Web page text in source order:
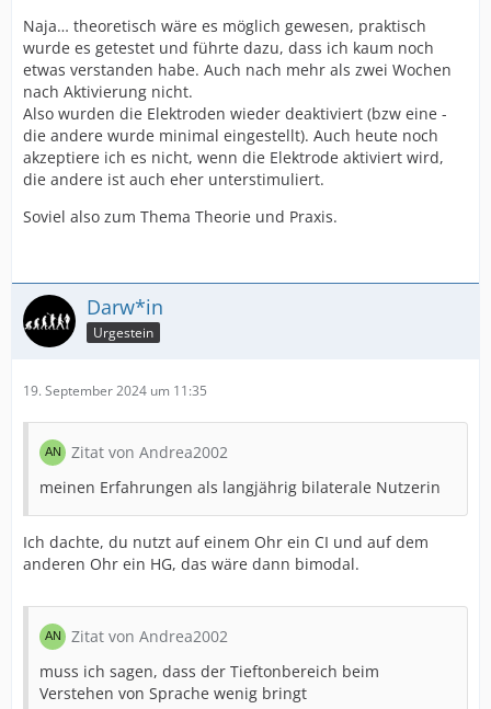
Naja… theoretisch wäre es möglich gewesen, praktisch
wurde es getestet und führte dazu, dass ich kaum noch
etwas verstanden habe. Auch nach mehr als zwei Wochen
nach Aktivierung nicht.
Also wurden die Elektroden wieder deaktiviert (bzw eine -
die andere wurde minimal eingestellt). Auch heute noch
akzeptiere ich es nicht, wenn die Elektrode aktiviert wird,
die andere ist auch eher unterstimuliert.
Soviel also zum Thema Theorie und Praxis.
Darw*in
Urgestein
19. September 2024 um 11:35
Zitat von Andrea2002
meinen Erfahrungen als langjährig bilaterale Nutzerin
Ich dachte, du nutzt auf einem Ohr ein CI und auf dem
anderen Ohr ein HG, das wäre dann bimodal.
Zitat von Andrea2002
muss ich sagen, dass der Tieftonbereich beim
Verstehen von Sprache wenig bringt